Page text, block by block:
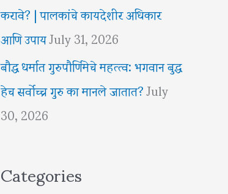
करावे? | पालकांचे कायदेशीर अधिकार
आणि उपायJuly 31, 2026
बौद्ध धर्मात गुरुपौर्णिमेचे महत्त्व: भगवान बुद्ध
हेच सर्वोच्च गुरु का मानले जातात?July
30, 2026
Categories